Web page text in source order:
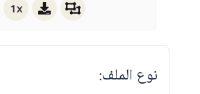
1x
نوع الملف: